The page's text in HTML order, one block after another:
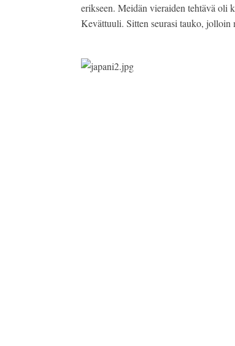
erikseen. Meidän vieraiden tehtävä oli
Kevättuuli. Sitten seurasi tauko, jolloin